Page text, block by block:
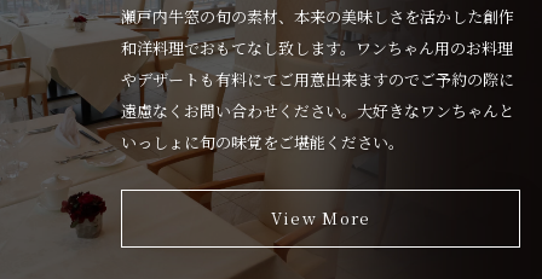
瀬戸内牛窓の旬の素材、本来の美味しさを活かした創作
和洋料理でおもてなし致します。ワンちゃん用のお料理
やデザートも有料にてご用意出来ますのでご予約の際に
遠慮なくお問い合わせください。大好きなワンちゃんと
いっしょに旬の味覚をご堪能ください。
View More